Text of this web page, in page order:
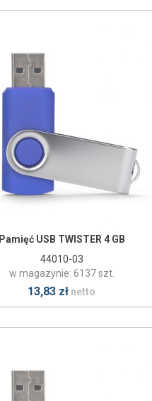
Pamięć USB TWISTER 4 GB
44010-03
w magazynie: 6137 szt.
13,83 zł netto